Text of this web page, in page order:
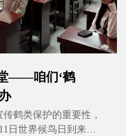
——咱们‘鹤
鹤类保护的重要性，
日世界候鸟日到来之